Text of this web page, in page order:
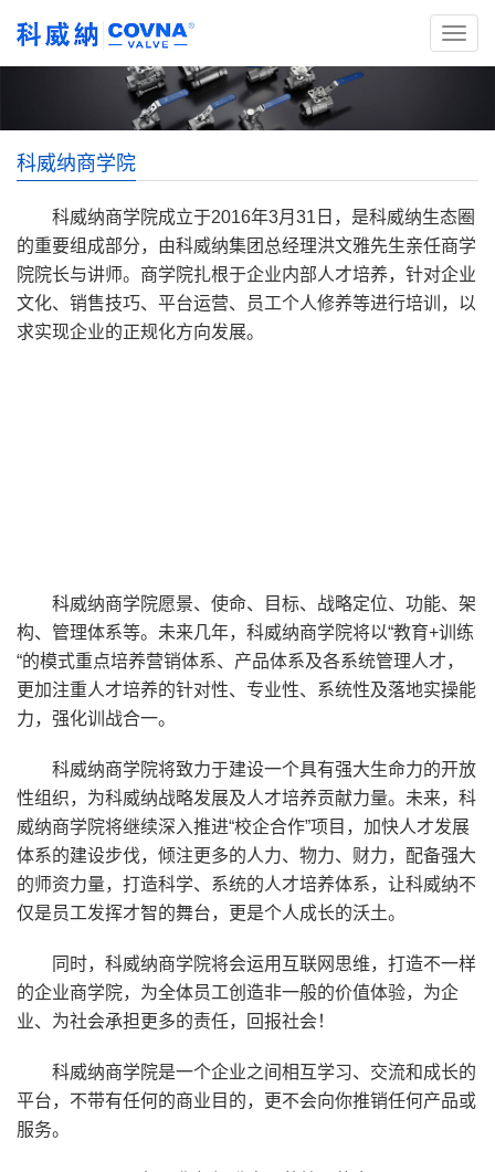
科威纳商学院
科威纳商学院成立于2016年3月31日，是科威纳生态圈
的重要组成部分，由科威纳集团总经理洪文雅先生亲任商学
院院长与讲师。商学院扎根于企业内部人才培养，针对企业
文化、销售技巧、平台运营、员工个人修养等进行培训，以
求实现企业的正规化方向发展。
科威纳商学院愿景、使命、目标、战略定位、功能、架
构、管理体系等。未来几年，科威纳商学院将以“教育+训练
“的模式重点培养营销体系、产品体系及各系统管理人才，
更加注重人才培养的针对性、专业性、系统性及落地实操能
力，强化训战合一。
科威纳商学院将致力于建设一个具有强大生命力的开放
性组织，为科威纳战略发展及人才培养贡献力量。未来，科
威纳商学院将继续深入推进“校企合作”项目，加快人才发展
体系的建设步伐，倾注更多的人力、物力、财力，配备强大
的师资力量，打造科学、系统的人才培养体系，让科威纳不
仅是员工发挥才智的舞台，更是个人成长的沃土。
同时，科威纳商学院将会运用互联网思维，打造不一样
的企业商学院，为全体员工创造非一般的价值体验，为企
业、为社会承担更多的责任，回报社会！
科威纳商学院是一个企业之间相互学习、交流和成长的
平台，不带有任何的商业目的，更不会向你推销任何产品或
服务。